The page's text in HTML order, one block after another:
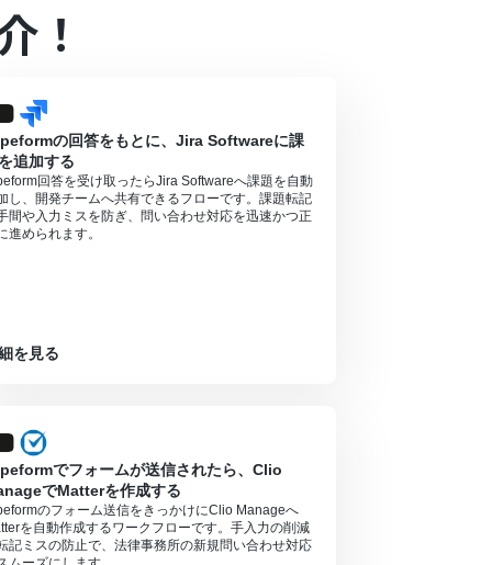
！
の回答をもとに、Jira Softwareに課
追加する
回答を受け取ったらJira Softwareへ課題を自動
し、開発チームへ共有できるフローです。課題転記
間や入力ミスを防ぎ、問い合わせ対応を迅速かつ正
進められます。
を見る
でフォームが送信されたら、Clio
でMatterを作成する
のフォーム送信をきっかけにClio Manageへ
を自動作成するワークフローです。手入力の削減
記ミスの防止で、法律事務所の新規問い合わせ対応